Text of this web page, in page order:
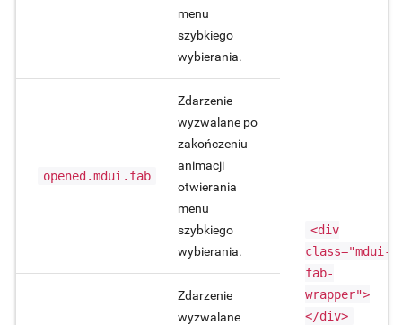
menu
szybkiego
wybierania.
<div
class="mdui-
fab-
wrapper">
</div>
opened.mdui.fab
Zdarzenie
wyzwalane po
zakończeniu
animacji
otwierania
menu
szybkiego
wybierania.
Zdarzenie
wyzwalane